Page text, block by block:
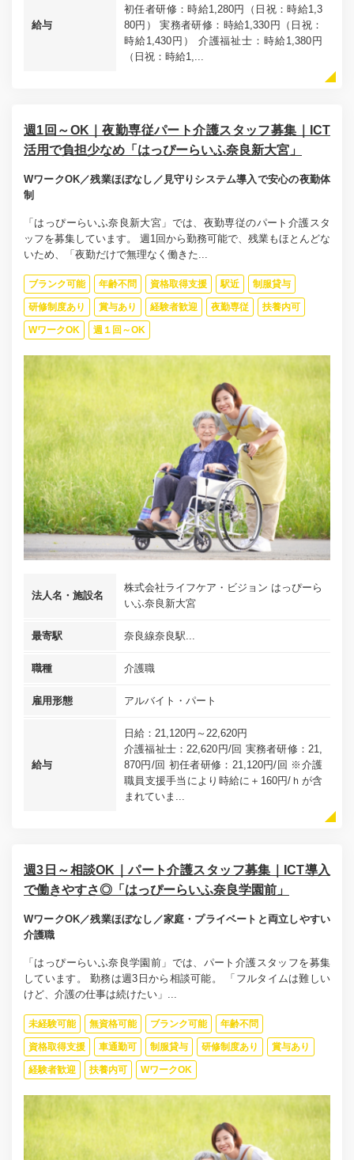
給与
初任者研修：時給1,280円（日祝：時給1,3
80円） 実務者研修：時給1,330円（日祝：
時給1,430円） 介護福祉士：時給1,380円
（日祝：時給1,...
週1回～OK｜夜勤専従パート介護スタッフ募集｜ICT
活用で負担少なめ「はっぴーらいふ奈良新大宮」
WワークOK／残業ほぼなし／見守りシステム導入で安心の夜勤体
制
「はっぴーらいふ奈良新大宮」では、夜勤専従のパート介護スタ
ッフを募集しています。 週1回から勤務可能で、残業もほとんどな
いため、「夜勤だけで無理なく働きた...
ブランク可能 年齢不問 資格取得支援 駅近 制服貸与
研修制度あり 賞与あり 経験者歓迎 夜勤専従 扶養内可
WワークOK 週１回～OK
法人名・施設名
株式会社ライフケア・ビジョン はっぴーら
いふ奈良新大宮
最寄駅 奈良線奈良駅...
職種 介護職
雇用形態 アルバイト・パート
給与
日給：21,120円～22,620円
介護福祉士：22,620円/回 実務者研修：21,
870円/回 初任者研修：21,120円/回 ※介護
職員支援手当により時給に＋160円/ｈが含
まれていま...
週3日～相談OK｜パート介護スタッフ募集｜ICT導入
で働きやすさ◎「はっぴーらいふ奈良学園前」
WワークOK／残業ほぼなし／家庭・プライベートと両立しやすい
介護職
「はっぴーらいふ奈良学園前」では、パート介護スタッフを募集
しています。 勤務は週3日から相談可能。 「フルタイムは難しい
けど、介護の仕事は続けたい」...
未経験可能 無資格可能 ブランク可能 年齢不問
資格取得支援 車通勤可 制服貸与 研修制度あり 賞与あり
経験者歓迎 扶養内可 WワークOK